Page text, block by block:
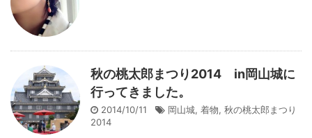
秋の桃太郎まつり2014 in岡山城に
行ってきました。
2014/10/11 岡山城, 着物, 秋の桃太郎まつり
2014